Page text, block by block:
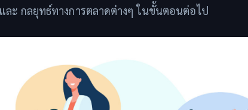
ละ กลยุทธ์ทางการตลาดต่างๆ ในขั้นตอนต่อไป